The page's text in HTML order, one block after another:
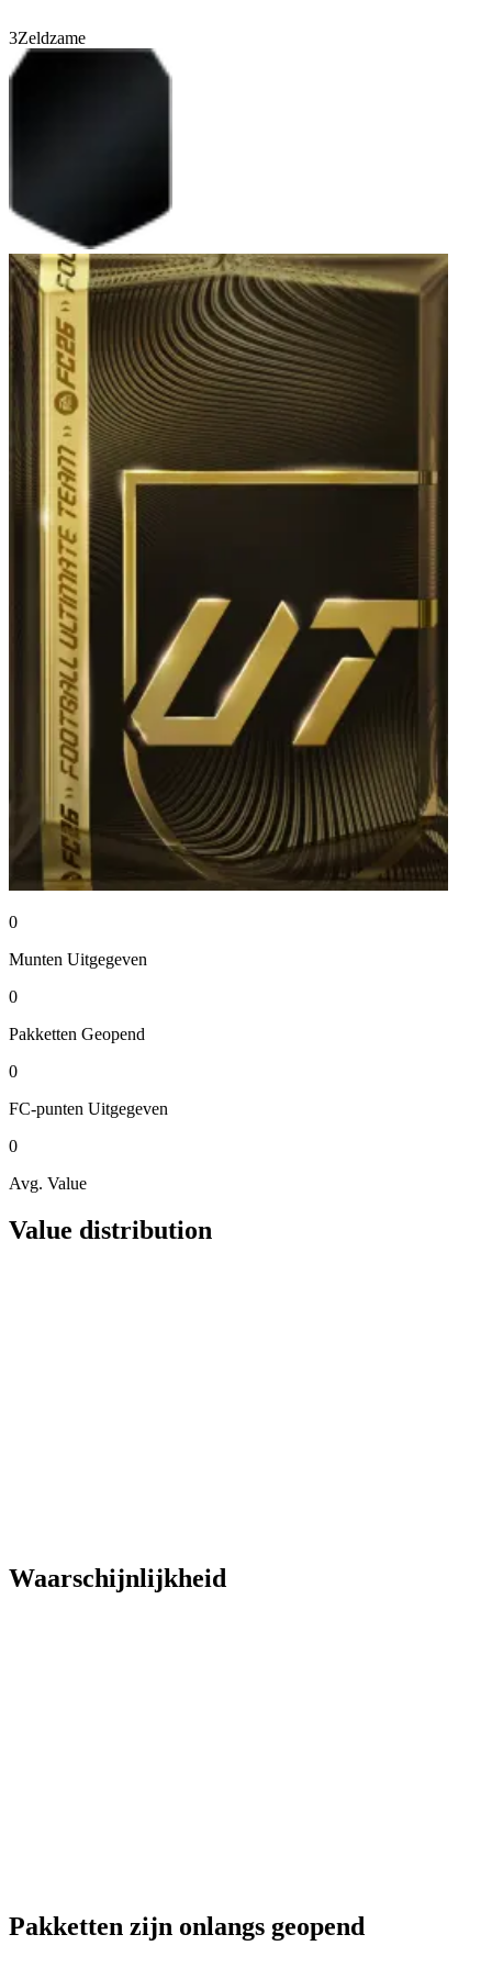
3Zeldzame
0
Munten Uitgegeven
0
Pakketten Geopend
0
FC-punten Uitgegeven
0
Avg. Value
Value distribution
Waarschijnlijkheid
Pakketten zijn onlangs geopend